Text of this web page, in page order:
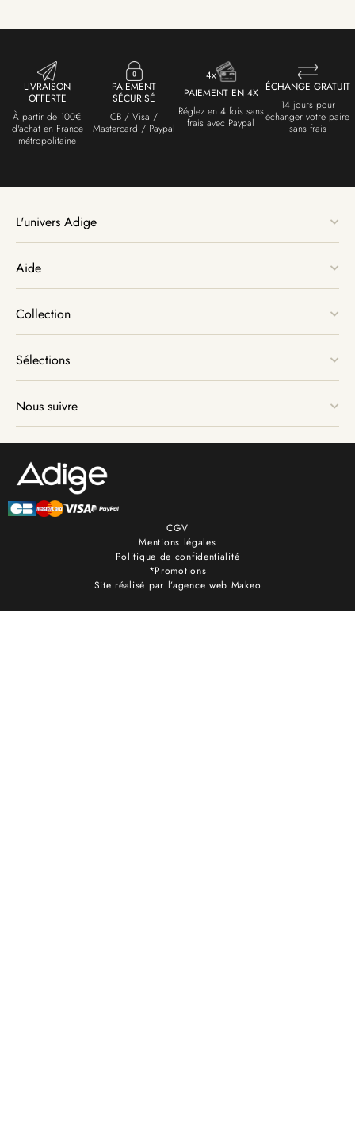
LIVRAISON
OFFERTE
À partir de 100€
d'achat en France
métropolitaine
PAIEMENT
SÉCURISÉ
CB / Visa /
Mastercard / Paypal
PAIEMENT EN 4X
Réglez en 4 fois sans
frais avec Paypal
ÉCHANGE GRATUIT
14 jours pour
échanger votre paire
sans frais
L'univers Adige
Aide
Collection
Sélections
Nous suivre
CGV
Mentions légales
Politique de confidentialité
*Promotions
Site réalisé par l’agence web Makeo